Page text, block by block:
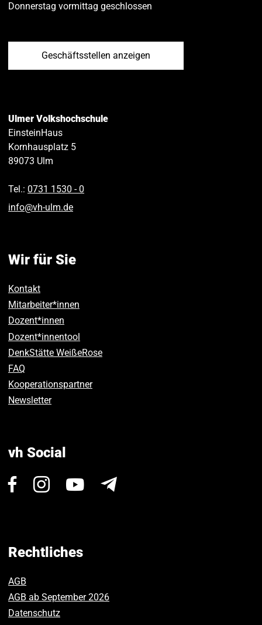
Donnerstag vormittag geschlossen
Geschäftsstellen anzeigen
Ulmer Volkshochschule
EinsteinHaus
Kornhausplatz 5
89073 Ulm
Tel.: 0731 1530 ‑ 0
info@vh-ulm.de
Wir für Sie
Kontakt
Mitarbeiter*innen
Dozent*innen
Dozent*innentool
DenkStätte WeißeRose
FAQ
Kooperationspartner
Newsletter
vh Social
Besuchen
Facebook.
Besuchen
Instagram.
Besuchen
Rechtliches
AGB
AGB ab September 2026
Datenschutz